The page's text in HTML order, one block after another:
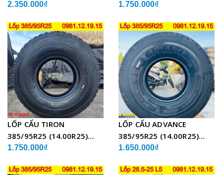
XE CẨU
2.350.000₫
MSVO1 BỐ THÉP LẮP XE
1.750.000₫
LỐP CẨU TIRON
385/95R25 (14.00R25)
TCH21 BỐ THÉP
1.750.000₫
LỐP CẨU ADVANCE
385/95R25 (14.00R25)
GLB05 BỐ THÉP
1.650.000₫